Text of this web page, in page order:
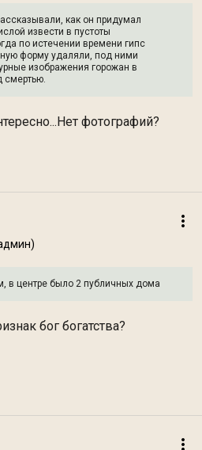
как он придумал
извести в пустоты
по истечении времени гипс
форму удаляли, под ними
изображения горожан в
смертью.
фотографий?
в центре было 2 публичных дома
бог богатства?